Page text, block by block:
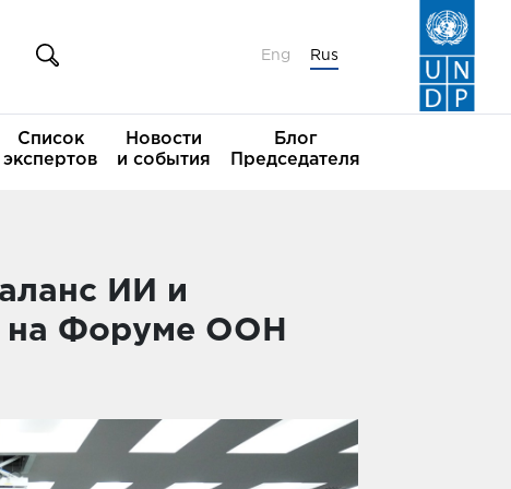
Eng Rus
Список
экспертов
Новости
и события
Блог
Председателя
ИИ и
на Форуме ООН